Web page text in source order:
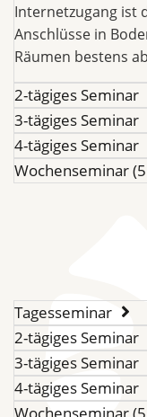
Internetzugang ist
Anschlüsse in
Räumen bestens
2-tägiges Seminar
3-tägiges Seminar
4-tägiges Seminar
Wochenseminar
Tagesseminar
2-tägiges Seminar
3-tägiges Seminar
4-tägiges Seminar